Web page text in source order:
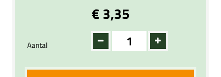
€ 3,35
Aantal